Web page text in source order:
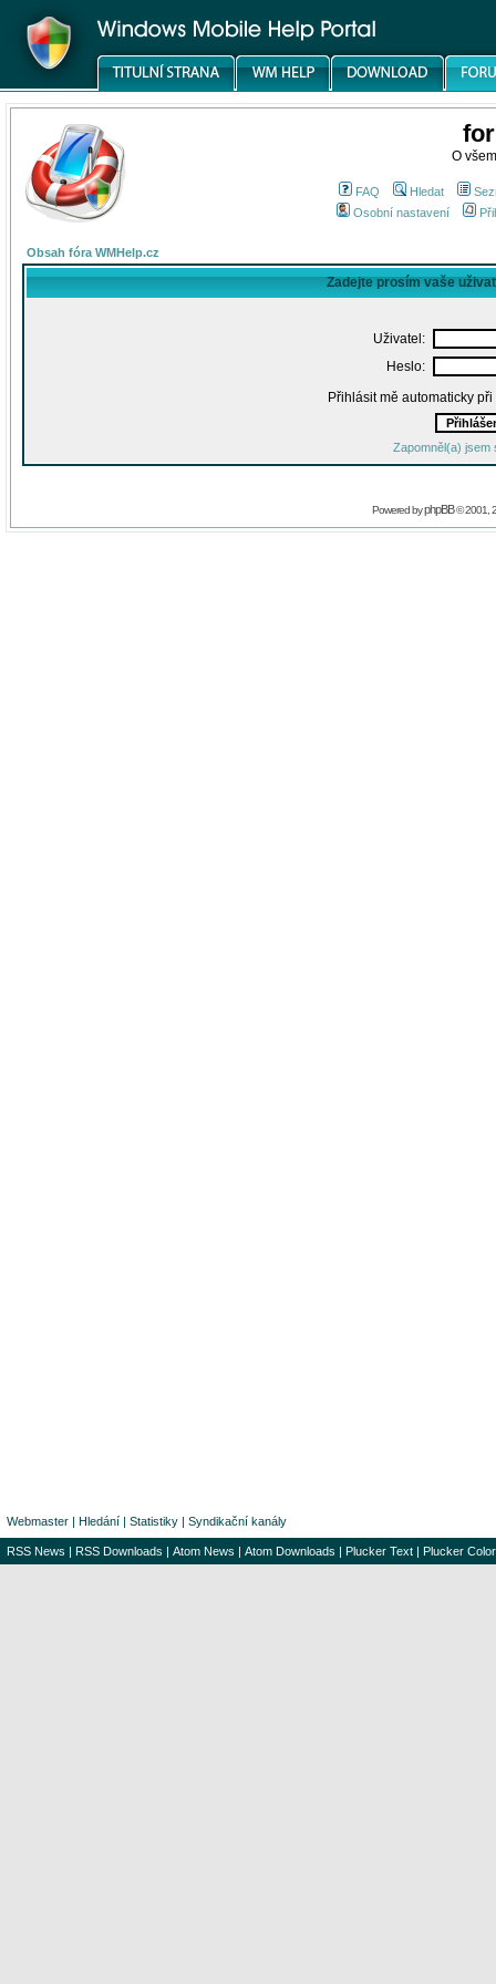
O
FAQ Hledat
Osobní nastavení
Obsah fóra WMHelp.cz
Zadejte prosím vaše
Uživatel:
Heslo:
Přihlásit mě automaticky
Zapomněl(a) jsem
Powered byphpBB© 2001,
Webmaster | Hledání | Statistiky | Syndikační kanály
RSS News | RSS Downloads | Atom News | Atom Downloads | Plucker Text | Plucker Color